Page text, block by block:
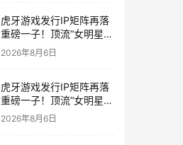
虎牙游戏发行IP矩阵再落
重磅一子！顶流“女明星”
ZANMANG LOOPY 正版
3D消除手游《消消奇遇》
2026年8月6日
虎牙游戏发行IP矩阵再落
重磅一子！顶流“女明星”
ZANMANG LOOPY 正版
2026年8月6日